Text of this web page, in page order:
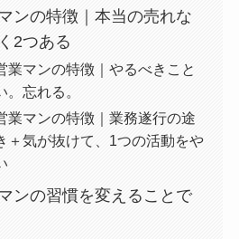
ンの特徴｜本当の売れな
2つある
業マンの特徴｜やるべきこと
。忘れる。
業マンの特徴｜業務遂行の途
＋気が抜けて、1つの活動をや
ンの習慣を変えることで